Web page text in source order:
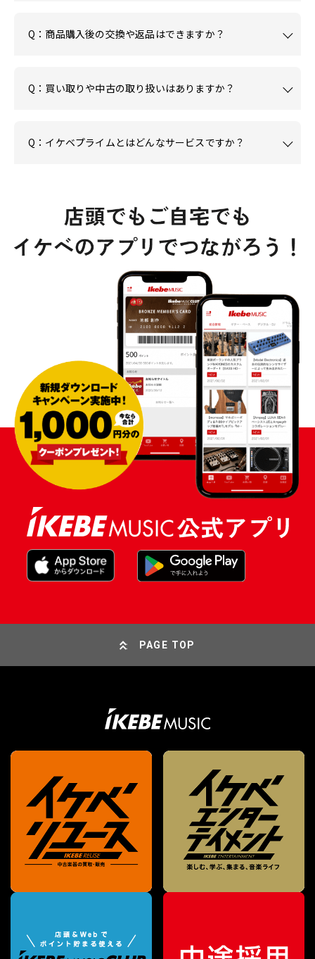
Q：商品購入後の交換や返品はできますか？
Q：買い取りや中古の取り扱いはありますか？
Q：イケベプライムとはどんなサービスですか？
PAGE TOP